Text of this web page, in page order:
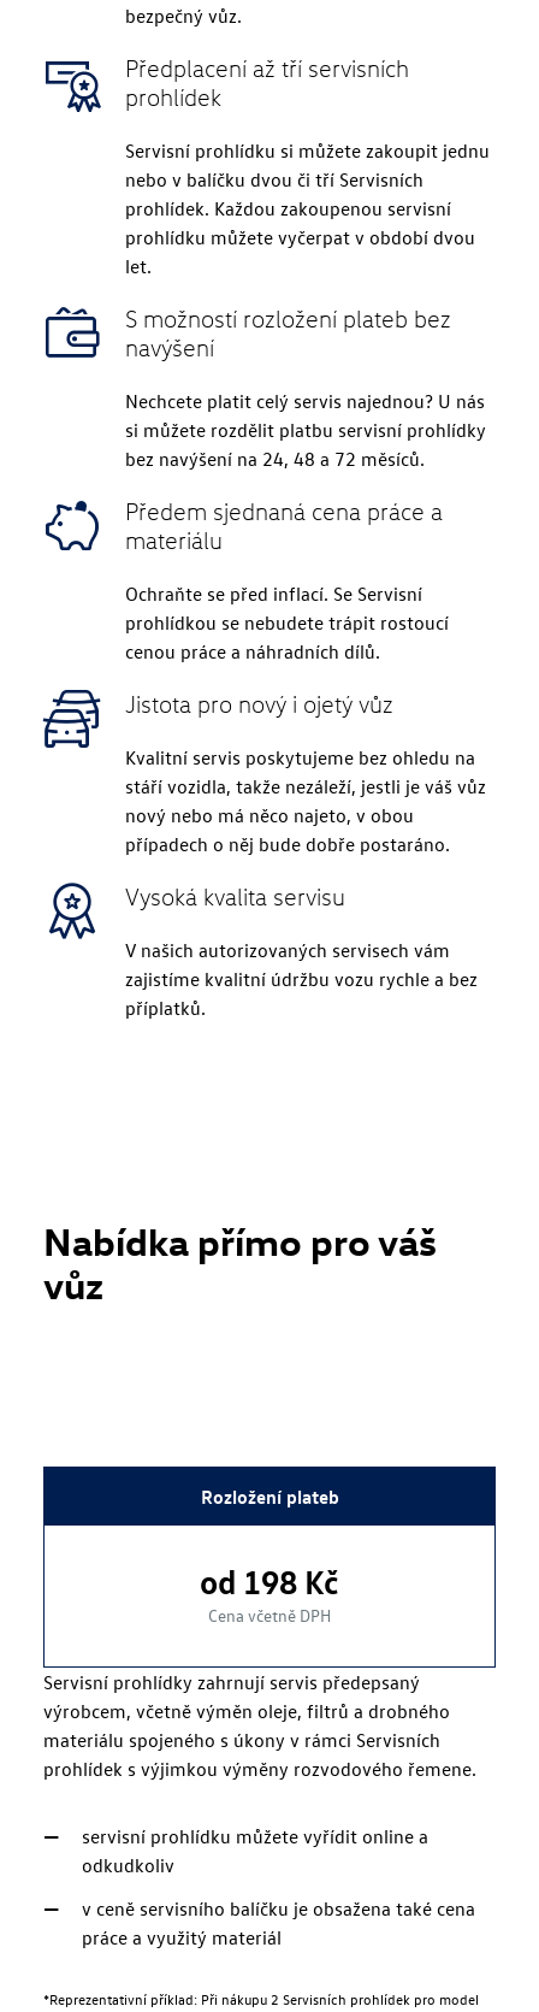
bezpečný vůz.
Předplacení až tří servisních
prohlídek
Servisní prohlídku si můžete zakoupit jednu
nebo v balíčku dvou či tří Servisních
prohlídek. Každou zakoupenou servisní
prohlídku můžete vyčerpat v období dvou
let.
S možností rozložení plateb bez
navýšení
Nechcete platit celý servis najednou? U nás
si můžete rozdělit platbu servisní prohlídky
bez navýšení na 24, 48 a 72 měsíců.
Předem sjednaná cena práce a
materiálu
Ochraňte se před inflací. Se Servisní
prohlídkou se nebudete trápit rostoucí
cenou práce a náhradních dílů.
Jistota pro nový i ojetý vůz
Kvalitní servis poskytujeme bez ohledu na
stáří vozidla, takže nezáleží, jestli je váš vůz
nový nebo má něco najeto, v obou
případech o něj bude dobře postaráno.
Vysoká kvalita servisu
V našich autorizovaných servisech vám
zajistíme kvalitní údržbu vozu rychle a bez
příplatků.
Nabídka přímo pro váš
vůz
Rozložení plateb
od 198 Kč
Cena včetně DPH
Servisní prohlídky zahrnují servis předepsaný
výrobcem, včetně výměn oleje, filtrů a drobného
materiálu spojeného s úkony v rámci Servisních
prohlídek s výjimkou výměny rozvodového řemene.
servisní prohlídku můžete vyřídit online a
odkudkoliv
v ceně servisního balíčku je obsažena také cena
práce a využitý materiál
*Reprezentativní příklad: Při nákupu 2 Servisních prohlídek pro model